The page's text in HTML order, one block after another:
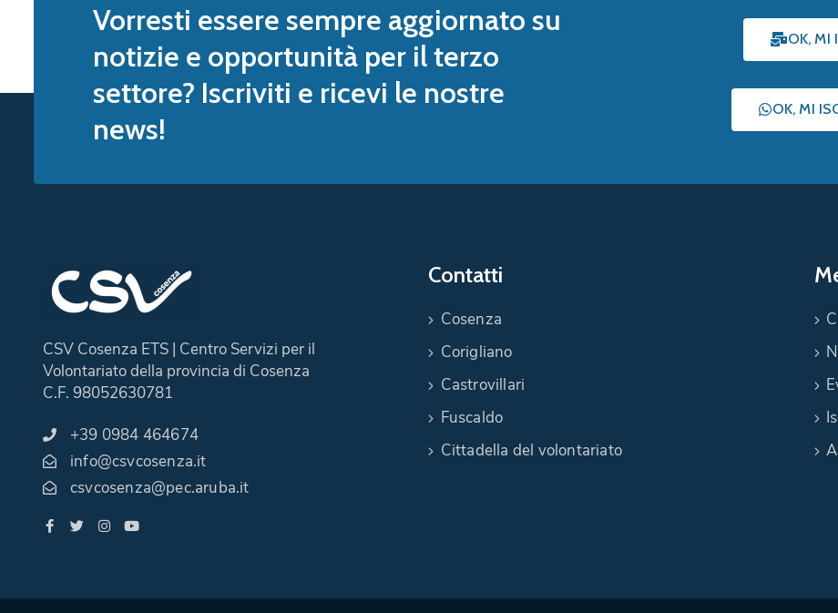
Vorresti essere sempre aggiornato su
notizie e opportunità per il terzo
settore? Iscriviti e ricevi le nostre
news!
OK, MI
OK, MI
CSV Cosenza ETS | Centro Servizi per il
Volontariato della provincia di Cosenza
C.F. 98052630781
+39 0984 464674
info@csvcosenza.it
csvcosenza@pec.aruba.it
Contatti
Cosenza
Corigliano
Castrovillari
Fuscaldo
Cittadella del volontariato